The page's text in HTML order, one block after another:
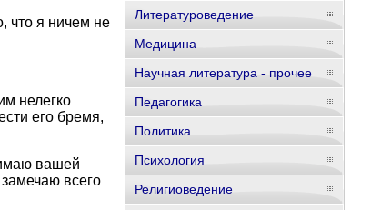
что я ничем не
нелегко
его бремя,
вашей
всего
Литературоведение
Медицина
Научная литература - прочее
Педагогика
Политика
Психология
Религиоведение